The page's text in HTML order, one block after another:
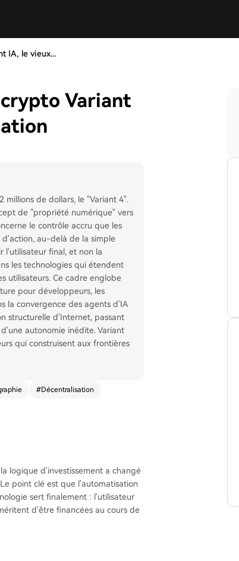
IA, le vieux...
Variant
de dollars, le "Variant 4".
de "propriété numérique" vers
le contrôle accru que les
au-delà de la simple
l'utilisateur final, et non la
les technologies qui étendent
utilisateurs. Ce cadre englobe
pour développeurs, les
la convergence des agents d'IA
structurelle d'Internet, passant
autonomie inédite. Variant
qui construisent aux frontières
#Décentralisation
logique d'investissement a changé
point clé est que l'automatisation
sert finalement : l'utilisateur
d'être financées au cours de